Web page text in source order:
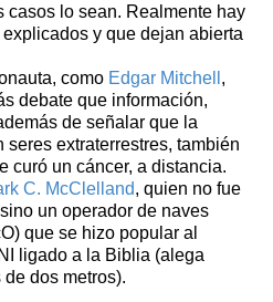
casos lo sean. Realmente hay
y que dejan abierta
como Edgar Mitchell ,
debate que información,
de señalar que la
seres extraterrestres, también
curó un cáncer, a distancia.
C. McClelland, quien no fue
un operador de naves
que se hizo popular al
ligado a la Biblia (alega
dos metros).